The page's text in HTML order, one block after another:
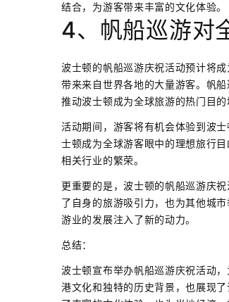
结合，为游客带来丰富的文化体验。
4、帆船巡游对
波士顿的帆船巡游庆祝活动预计将
带来来自世界各地的大量游客。帆
推动波士顿成为全球旅游的热门目的
活动期间，游客将有机会体验到波
士顿成为全球游客眼中的理想旅行
相关行业的繁荣。
更重要的是，波士顿的帆船巡游庆
了自身的旅游吸引力，也为其他城
游业的发展注入了新的动力。
总结：
波士顿宣布举办帆船巡游庆祝活动
港文化和独特的历史背景，也展现